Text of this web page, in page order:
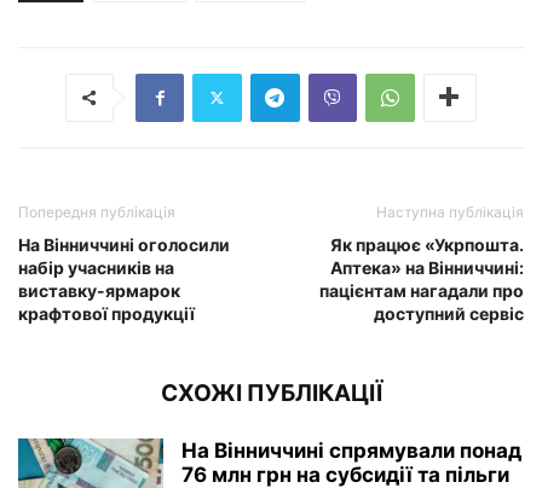
Попередня публікація
На Вінниччині оголосили
набір учасників на
виставку-ярмарок
крафтової продукції
Наступна публікація
Як працює «Укрпошта.
Аптека» на Вінниччині:
пацієнтам нагадали про
доступний сервіс
СХОЖІ ПУБЛІКАЦІЇ
На Вінниччині спрямували понад
76 млн грн на субсидії та пільги